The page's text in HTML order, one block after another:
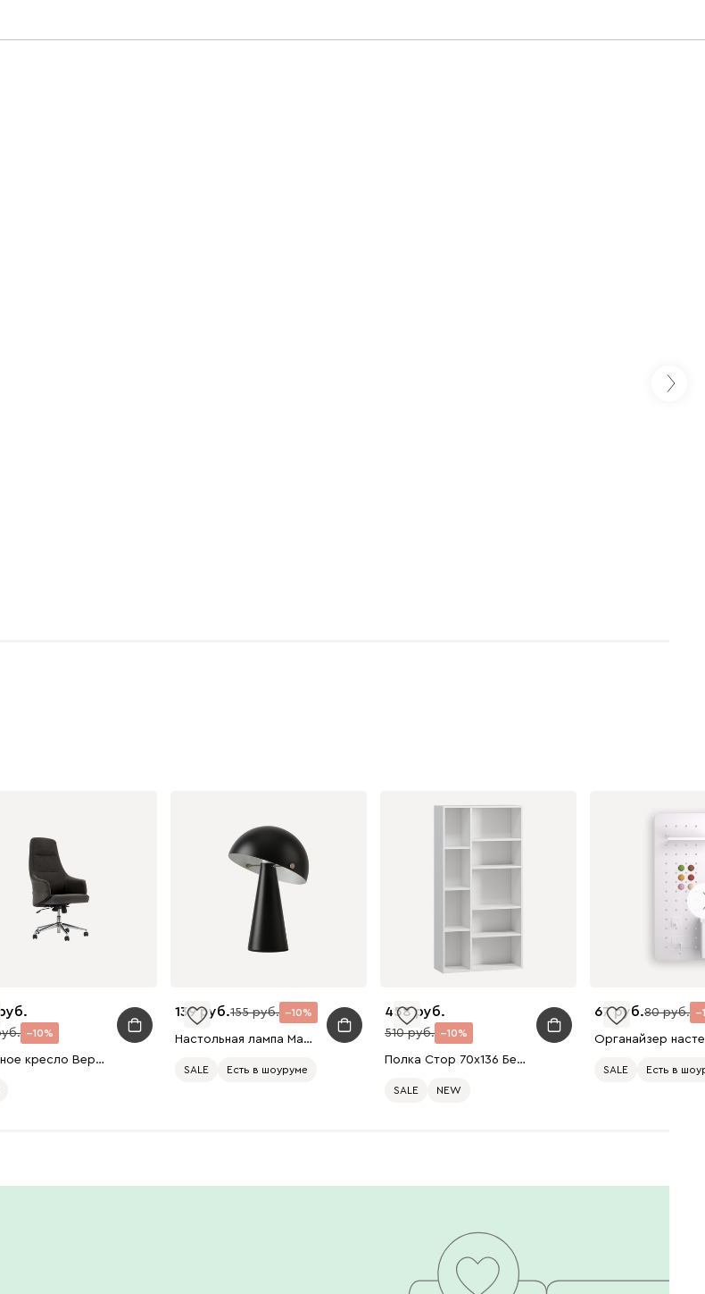
10
Офисное кресло Вернер Букле Темно-Серый/xром
139 155 10
Настольная лампа Машрум-2 Черный
SALE Есть в шоуруме
458
510 10
Полка Стор 70x136 Белый
SALE NEW
67 80
SALE Есть в